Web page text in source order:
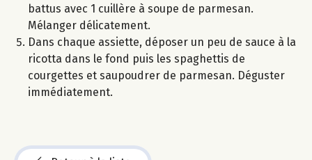
battus avec 1 cuillère à soupe de parmesan.
Mélanger délicatement.
Dans chaque assiette, déposer un peu de sauce à la
ricotta dans le fond puis les spaghettis de
courgettes et saupoudrer de parmesan. Déguster
immédiatement.